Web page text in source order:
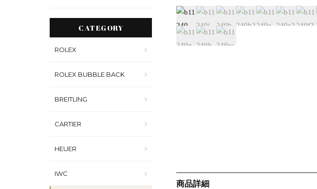
CATEGORY
ROLEX
ROLEX BUBBLE BACK
BREITLING
CARTIER
HEUER
IWC
商品詳細